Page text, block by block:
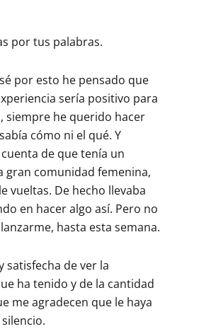
por tus palabras.
por esto he pensado que
sería positivo para
siempre he querido hacer
cómo ni el qué. Y
de que tenía un
gran comunidad femenina,
vueltas. De hecho llevaba
en hacer algo así. Pero no
hasta esta semana.
satisfecha de ver la
ha tenido y de la cantidad
me agradecen que le haya